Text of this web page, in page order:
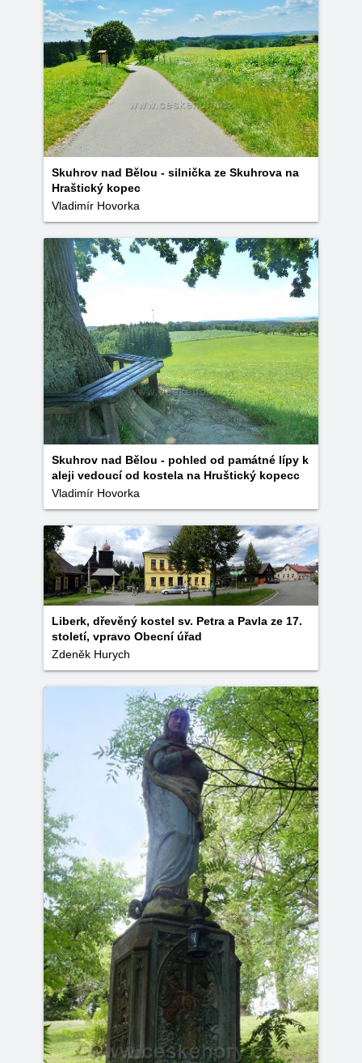
Skuhrov nad Bělou - silnička ze Skuhrova na
Hraštický kopec
Vladimír Hovorka
Skuhrov nad Bělou - pohled od památné lípy k
aleji vedoucí od kostela na Hruštický kopecc
Vladimír Hovorka
Liberk, dřevěný kostel sv. Petra a Pavla ze 17.
století, vpravo Obecní úřad
Zdeněk Hurych